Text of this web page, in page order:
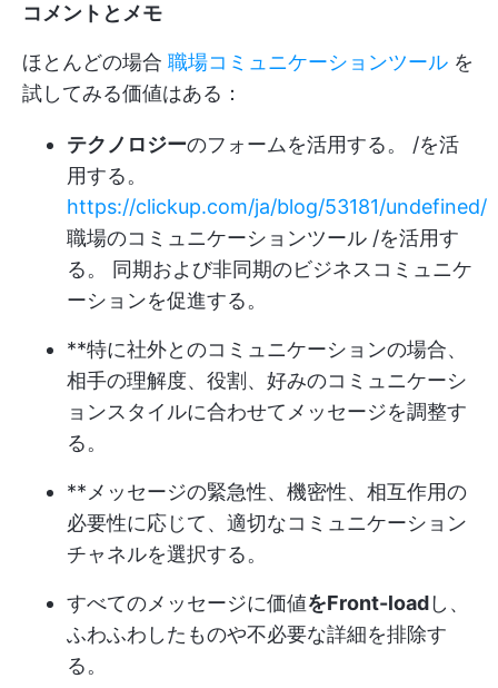
コメントとメモ
ほとんどの場合 職場コミュニケーションツール を
試してみる価値はある：
テクノロジーのフォームを活用する。 /を活
用する。
https://clickup.com/ja/blog/53181/undefined/
職場のコミュニケーションツール /を活用す
る。 同期および非同期のビジネスコミュニケ
ーションを促進する。
**特に社外とのコミュニケーションの場合、
相手の理解度、役割、好みのコミュニケーシ
ョンスタイルに合わせてメッセージを調整す
る。
**メッセージの緊急性、機密性、相互作用の
必要性に応じて、適切なコミュニケーション
チャネルを選択する。
すべてのメッセージに価値をFront-loadし、
ふわふわしたものや不必要な詳細を排除す
る。